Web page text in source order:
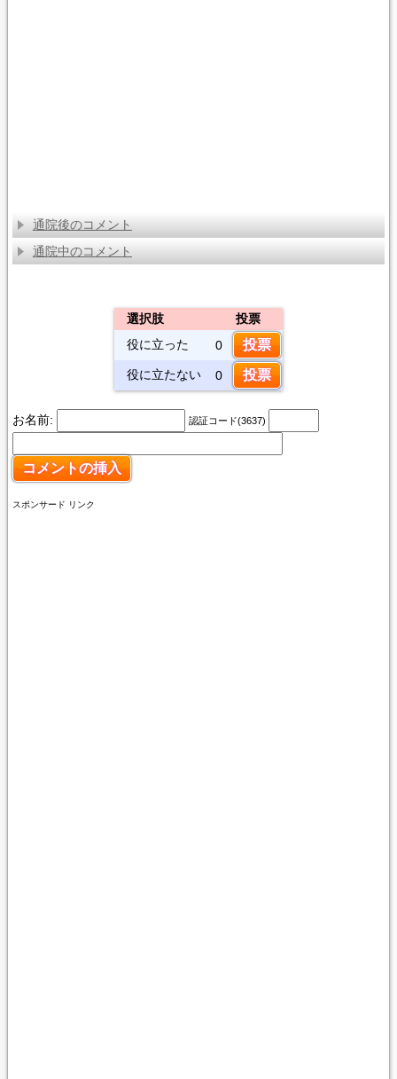
通院後のコメント
通院中のコメント
選択肢
投票
役に立った
0
役に立たない 0
お名前: 認証コード(3637)
スポンサード リンク